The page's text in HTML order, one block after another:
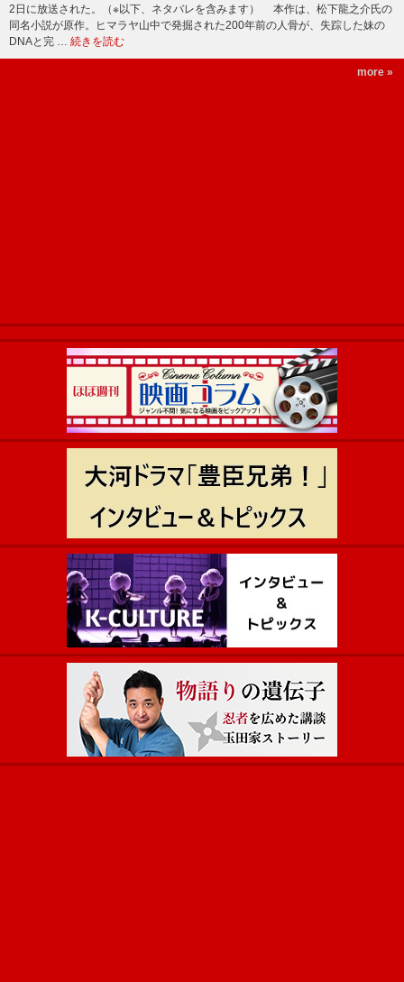
2日に放送された。（※以下、ネタバレを含みます） 本作は、松下龍之介氏の
同名小説が原作。ヒマラヤ山中で発掘された200年前の人骨が、失踪した妹の
DNAと完 … 続きを読む
more »